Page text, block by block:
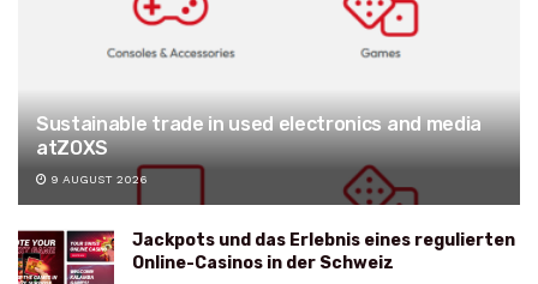
Sustainable trade in used electronics and media
atZOXS
9 AUGUST 2026
Jackpots und das Erlebnis eines regulierten
Online-Casinos in der Schweiz